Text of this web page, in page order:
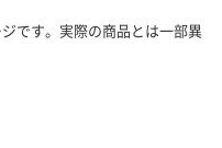
です。実際の商品とは一部異